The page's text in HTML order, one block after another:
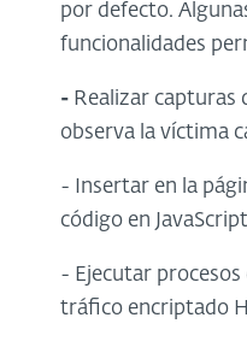
por defecto.
funcionalidades
- Realizar capturas
observa la víctima
- Insertar en la
código en
- Ejecutar
tráfico encriptado